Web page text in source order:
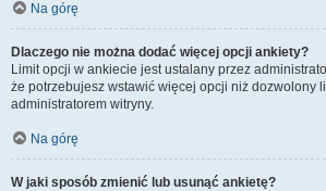
Na górę
Dlaczego nie można dodać więcej opcji ankiety?
Limit opcji w ankiecie jest ustalany przez
że potrzebujesz wstawić więcej opcji niż dozwolony
administratorem witryny.
Na górę
W jaki sposób zmienić lub usunąć ankietę?